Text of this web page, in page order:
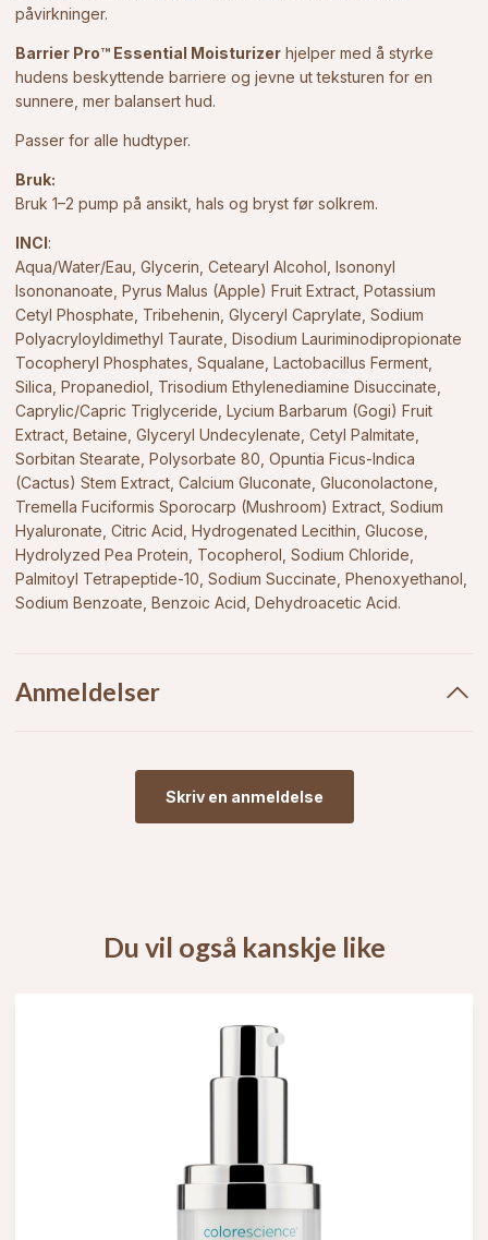
påvirkninger.
Barrier Pro™ Essential Moisturizer hjelper med å styrke
hudens beskyttende barriere og jevne ut teksturen for en
sunnere, mer balansert hud.
Passer for alle hudtyper.
Bruk:
Bruk 1–2 pump på ansikt, hals og bryst før solkrem.
INCI:
Aqua/Water/Eau, Glycerin, Cetearyl Alcohol, Isononyl
Isononanoate, Pyrus Malus (Apple) Fruit Extract, Potassium
Cetyl Phosphate, Tribehenin, Glyceryl Caprylate, Sodium
Polyacryloyldimethyl Taurate, Disodium Lauriminodipropionate
Tocopheryl Phosphates, Squalane, Lactobacillus Ferment,
Silica, Propanediol, Trisodium Ethylenediamine Disuccinate,
Caprylic/Capric Triglyceride, Lycium Barbarum (Gogi) Fruit
Extract, Betaine, Glyceryl Undecylenate, Cetyl Palmitate,
Sorbitan Stearate, Polysorbate 80, Opuntia Ficus-Indica
(Cactus) Stem Extract, Calcium Gluconate, Gluconolactone,
Tremella Fuciformis Sporocarp (Mushroom) Extract, Sodium
Hyaluronate, Citric Acid, Hydrogenated Lecithin, Glucose,
Hydrolyzed Pea Protein, Tocopherol, Sodium Chloride,
Palmitoyl Tetrapeptide-10, Sodium Succinate, Phenoxyethanol,
Sodium Benzoate, Benzoic Acid, Dehydroacetic Acid.
Anmeldelser
Skriv en anmeldelse
Du vil også kanskje like